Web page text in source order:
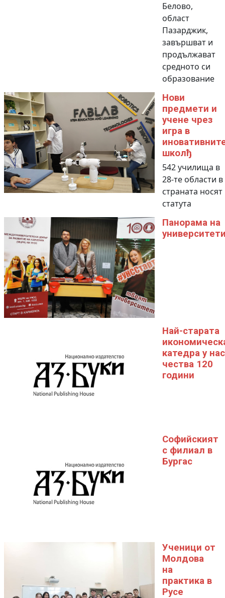
Белово,
област
Пазарджик,
завършват и
продължават
средното си
образование
Нови
предмети и
учене чрез
игра в
школђ
542 училища в
28-те области в
страната носят
статута
Панорама на
Най-старата
катедра у нас
чества 120
години
Софийският
с филиал в
Бургас
Ученици от
Молдова
на
практика в
Русе